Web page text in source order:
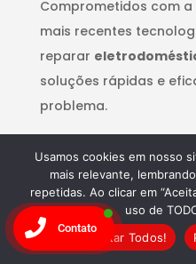
Comprometidos com a
mais recentes
reparar
soluções rápidas e
problema.
Usamos cookies em nosso
mais relevante,
repetidas. Ao clicar em
uso de
Aceitar Todos!
Contato